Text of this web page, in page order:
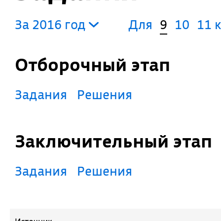
За 2016 год Для 9 10 11
Отборочный этап
Задания Решения
Заключительный этап
Задания Решения